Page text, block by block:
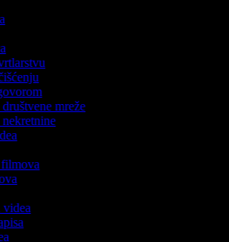
društvene mreže
nekretnine
filmova
videa